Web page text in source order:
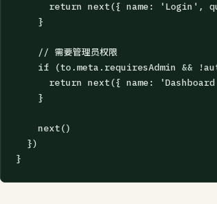
return next({ name: 'Login',
    }
    // 需要管理员权限
if (to.meta.requiresAdmin &&
return next({ name:
    }
    next()
  })
}